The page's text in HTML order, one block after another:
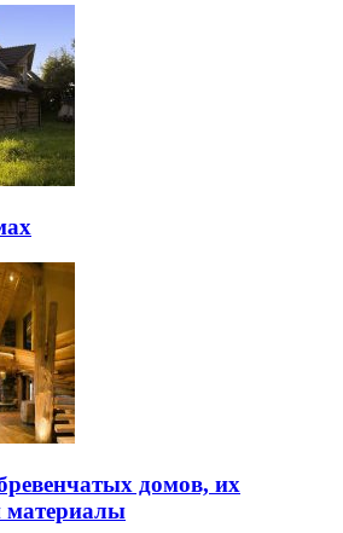
домов, их
материалы